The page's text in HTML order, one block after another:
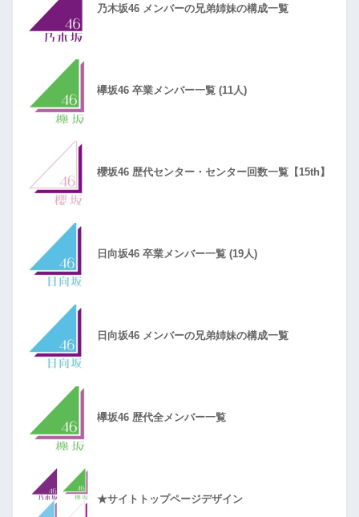
乃木坂46 メンバーの兄弟姉妹の構成一覧
欅坂46 卒業メンバー一覧 (11人)
櫻坂46 歴代センター・センター回数一覧【15th】
日向坂46 卒業メンバー一覧 (19人)
日向坂46 メンバーの兄弟姉妹の構成一覧
欅坂46 歴代全メンバー一覧
★サイトトップページデザイン